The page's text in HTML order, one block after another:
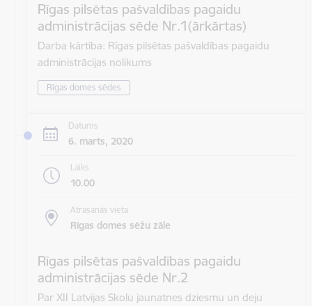
Rīgas pilsētas pašvaldības pagaidu
administrācijas sēde Nr.1(ārkārtas)
Darba kārtība: Rīgas pilsētas pašvaldības pagaidu
administrācijas nolikums
Rīgas domes sēdes
Datums
6. marts, 2020
Laiks
10.00
Atrašanās vieta
Rīgas domes sēžu zāle
Rīgas pilsētas pašvaldības pagaidu
administrācijas sēde Nr.2
Par XII Latvijas Skolu jaunatnes dziesmu un deju